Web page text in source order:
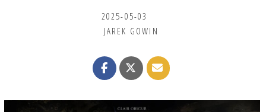
2025-05-03
JAREK GOWIN